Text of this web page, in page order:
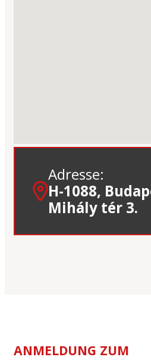
Adresse:
H-1088,
Mihály tér 3.
ANMELDUNG ZUM